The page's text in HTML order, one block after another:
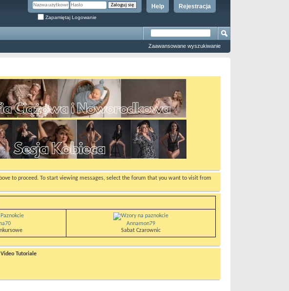
Rejestracja
Help
Zapamiętaj Logowanie
Zaawansowane wyszukiwanie
to proceed. To start viewing messages, select the forum that you want to visit from
Annamon79
Sabat Czarownic
Tutoriale